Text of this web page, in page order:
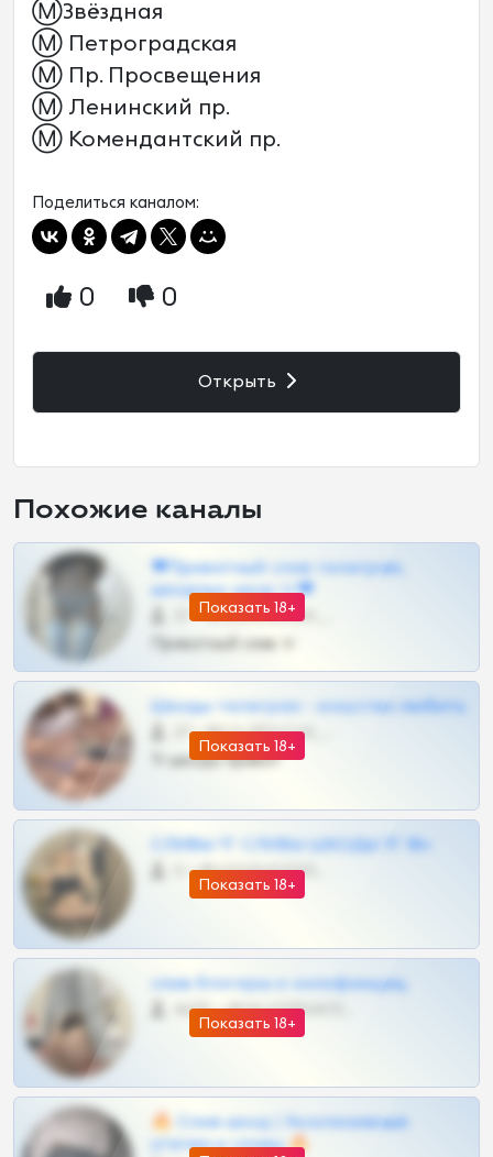
Ⓜ️Звёздная
Ⓜ️ Петроградская
Ⓜ️ Пр. Просвещения
Ⓜ️ Ленинский пр.
Ⓜ️ Комендантский пр.
Поделиться каналом:
0 0
Открыть
Похожие каналы
Показать 18+
❤Приватный слив телеграм,
шкодных шкур тг❤
57 •
Приватный слив тг
Показать 18+
Шкоды телеграм - искуство любить
27 •
Тг шкоды приват
Показать 18+
СЛИВЫ ТГ СЛИВЫ ШКОДЫ ТГ 18+
0 •
Показать 18+
слив блогерш и онлифанщиц
4675 •
🔥 Слив шкод | Эксклюзивные
утечки и сливы 🔥